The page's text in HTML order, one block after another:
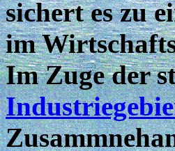
sichert es zu
im
Im Zuge der